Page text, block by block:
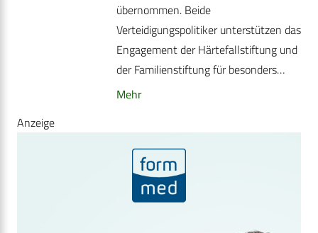
übernommen. Beide
Verteidigungspolitiker unterstützen das
Engagement der Härtefallstiftung und
der Familienstiftung für besonders…
Mehr
Anzeige